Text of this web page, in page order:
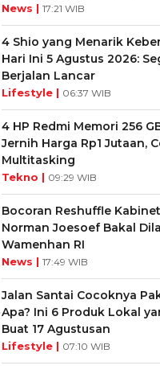
News | 17:21 WIB
4 Shio yang Menarik
Hari Ini 5 Agustus 2026:
Berjalan Lancar
Lifestyle | 06:37 WIB
4 HP Redmi Memori 256
Jernih Harga Rp1 Jutaan,
Multitasking
Tekno | 09:29 WIB
Bocoran Reshuffle
Norman Joesoef Bakal
Wamenhan RI
News | 17:49 WIB
Jalan Santai Cocoknya
Apa? Ini 6 Produk Lokal
Buat 17 Agustusan
Lifestyle | 07:10 WIB